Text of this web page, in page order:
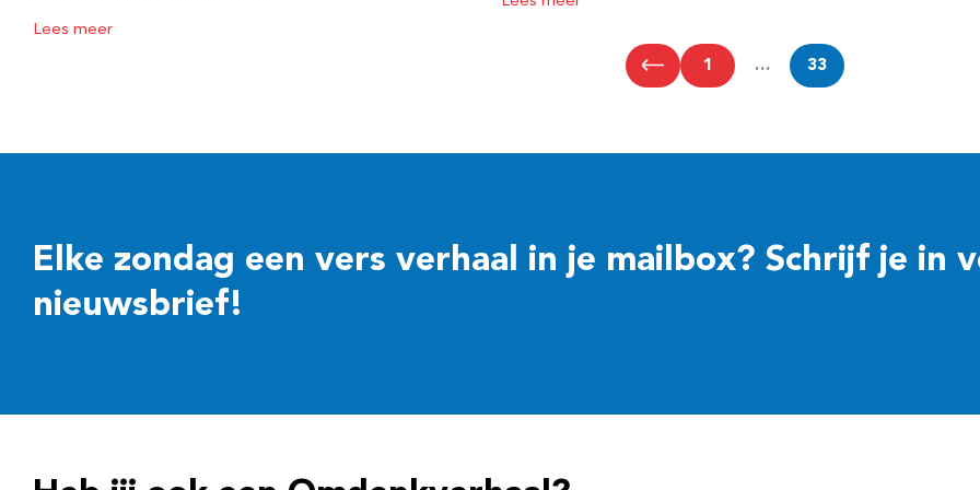
Lees meer
1 … 33
Elke zondag een vers verhaal in je mailbox? Schrijf je in
nieuwsbrief!